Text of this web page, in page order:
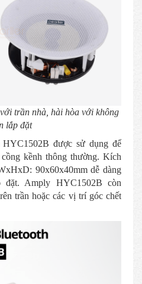
trần nhà, hài hòa với không
lắp đặt
được sử dụng để
kềnh thông thường. Kích
90x60x40mm dễ dàng
đặt. Amply HYC1502B còn
trần hoặc các vị trí góc chết